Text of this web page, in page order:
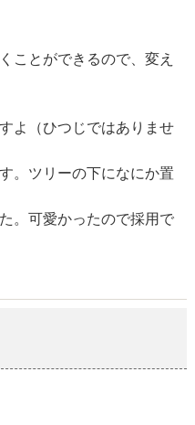
ことができるので、変え
よ（ひつじではありませ
。ツリーの下になにか置
。可愛かったので採用で